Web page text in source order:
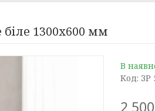
біле 1300х600 мм
В
Код: ЗР
2